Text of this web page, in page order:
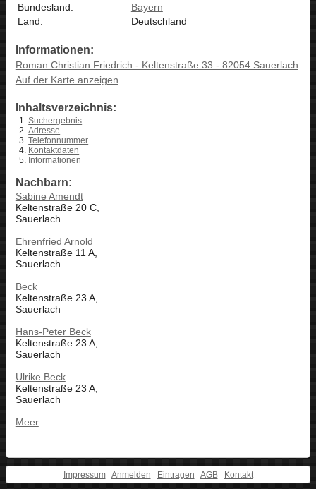
Bundesland:
Bayern
Land:
Deutschland
Informationen:
Roman Christian Friedrich - Keltenstraße 33 - 82054 Sauerlach
Auf der Karte anzeigen
Inhaltsverzeichnis:
Suchergebnis
Adresse
Telefonnummer
Kontaktdaten
Informationen
Nachbarn:
Sabine Amendt
Keltenstraße 20 C,
Sauerlach
Ehrenfried Arnold
Keltenstraße 11 A,
Sauerlach
Beck
Keltenstraße 23 A,
Sauerlach
Hans-Peter Beck
Keltenstraße 23 A,
Sauerlach
Ulrike Beck
Keltenstraße 23 A,
Sauerlach
Meer
Impressum Anmelden Eintragen AGB Kontakt